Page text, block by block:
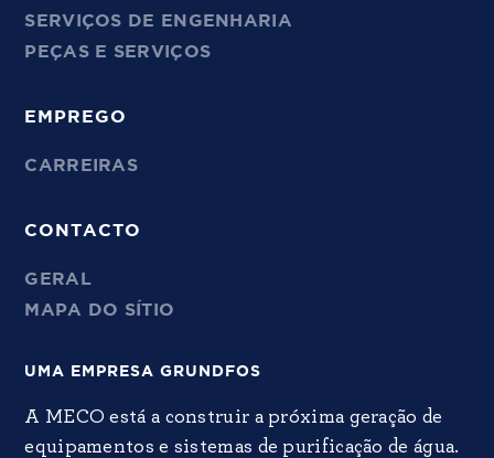
SERVIÇOS DE ENGENHARIA
PEÇAS E SERVIÇOS
EMPREGO
CARREIRAS
CONTACTO
GERAL
MAPA DO SÍTIO
UMA EMPRESA GRUNDFOS
A MECO está a construir a próxima geração de
equipamentos e sistemas de purificação de água.